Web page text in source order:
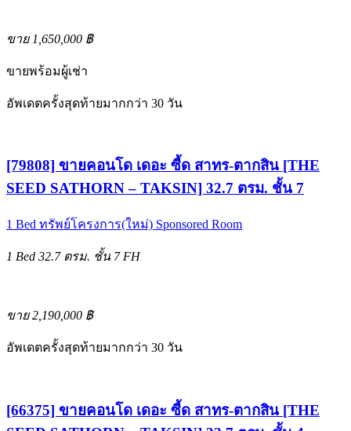
ขาย 1,650,000 ฿
ขายพร้อมผู้เช่า
อัพเดตครั้งสุดท้ายมากกว่า 30 วัน
[79808] ขายคอนโด เดอะ ซี้ด สาทร-ตากสิน [THE
SEED SATHORN – TAKSIN] 32.7 ตรม. ชั้น 7
1 Bed ทรัพย์โครงการ(ใหม่) Sponsored Room
1 Bed 32.7 ตรม. ชั้น 7 FH
ขาย 2,190,000 ฿
อัพเดตครั้งสุดท้ายมากกว่า 30 วัน
[66375] ขายคอนโด เดอะ ซี้ด สาทร-ตากสิน [THE